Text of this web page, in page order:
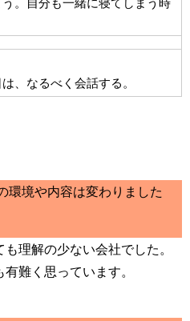
。自分も一緒に寝てしまう時
、なるべく会話する。
環境や内容は変わりました
理解の少ない会社でした。
難く思っています。